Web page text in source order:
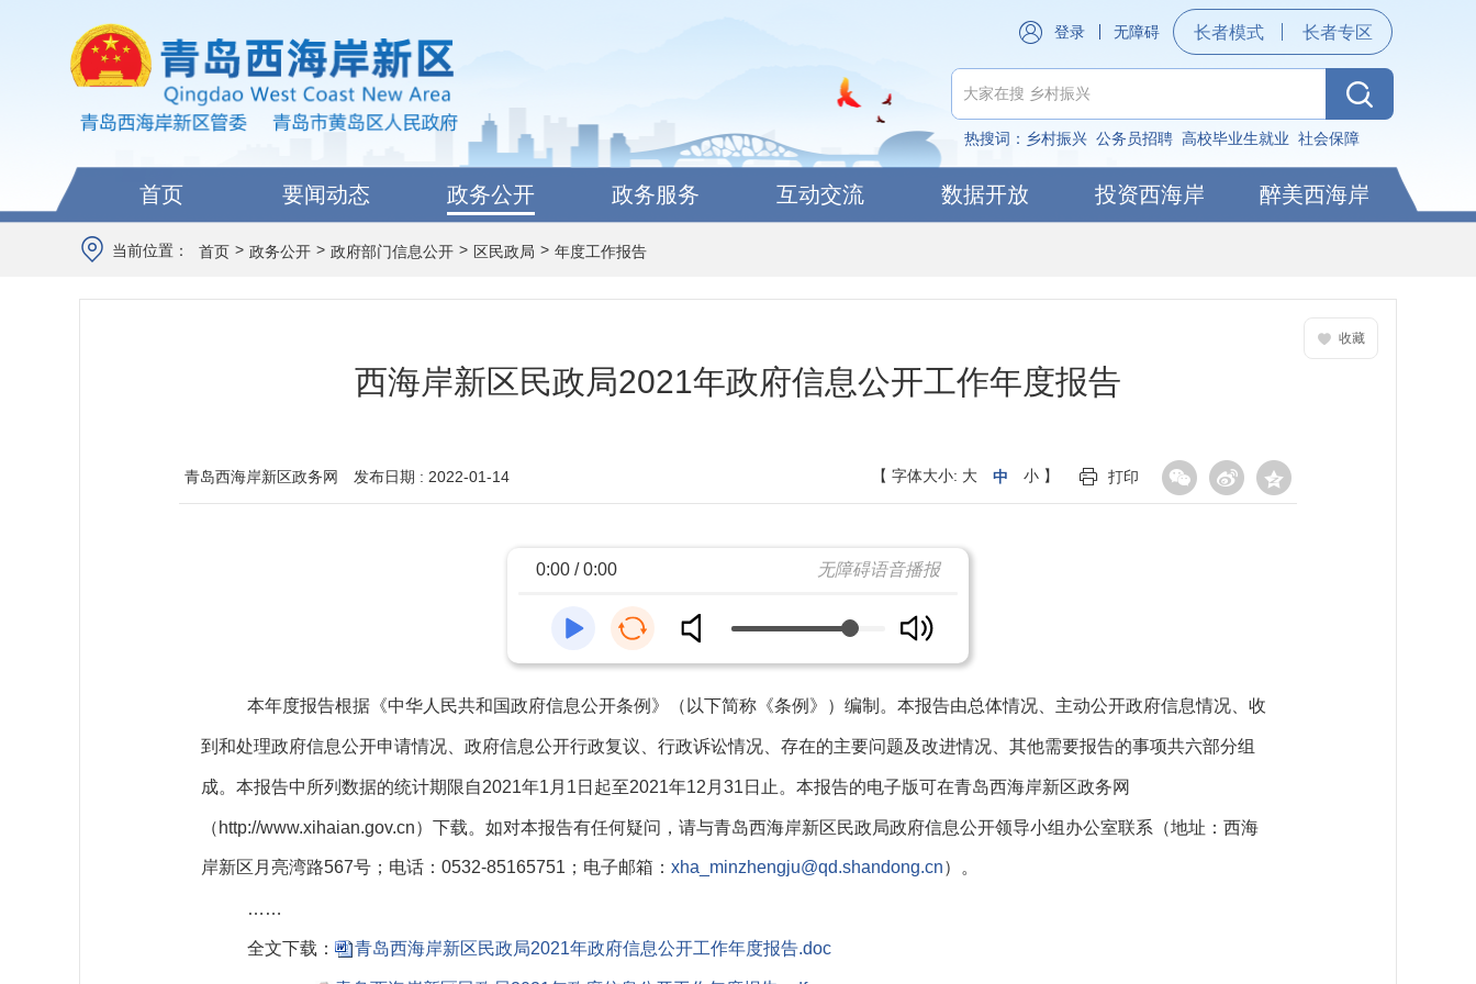
登录 无障碍 长者模式 长者专区
热搜词： 乡村振兴 公务员招聘 高校毕业生就业 社会保障
首页 要闻动态 政务公开 政务服务 互动交流 数据开放 投资西海岸 醉美西海岸
当前位置： 首页 > 政务公开 > 政府部门信息公开 > 区民政局 > 年度工作报告
收藏
西海岸新区民政局2021年政府信息公开工作年度报告
青岛西海岸新区政务网 发布日期 : 2022-01-14 【 字体大小: 大 中 小 】 打印
无障碍语音播报
0:00 / 0:00
本年度报告根据《中华人民共和国政府信息公开条例》（以下简称《条例》）编制。本报告由总体情况、主动公开政府信息情况、收
到和处理政府信息公开申请情况、政府信息公开行政复议、行政诉讼情况、存在的主要问题及改进情况、其他需要报告的事项共六部分组
成。本报告中所列数据的统计期限自2021年1月1日起至2021年12月31日止。本报告的电子版可在青岛西海岸新区政务网
（http://www.xihaian.gov.cn）下载。如对本报告有任何疑问，请与青岛西海岸新区民政局政府信息公开领导小组办公室联系（地址：西海
岸新区月亮湾路567号；电话：0532-85165751；电子邮箱： xha_minzhengju@qd.shandong.cn）。
全文下载： 青岛西海岸新区民政局2021年政府信息公开工作年度报告.doc